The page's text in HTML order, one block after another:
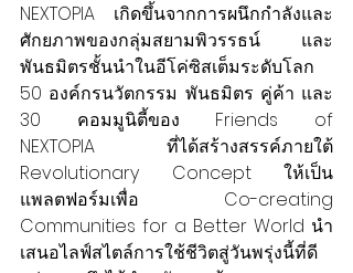
NEXTOPIA เกิดขึ้นจากการผนึกกำลังและ
ศักยภาพของกลุ่มสยามพิวรรธน์ และ
พันธมิตรชั้นนำในอีโค่ซิสเต็มระดับโลก
50 องค์กรนวัตกรรม พันธมิตร คู่ค้า และ
30 คอมมูนิตี้ของ Friends of
NEXTOPIA ที่ได้สร้างสรรค์ภายใต้
Revolutionary Concept ให้เป็น
แพลตฟอร์มเพื่อ Co-creating
Communities for a Better World นำ
เสนอไลฟ์สไตล์การใช้ชีวิตสู่วันพรุ่งนี้ที่ดี